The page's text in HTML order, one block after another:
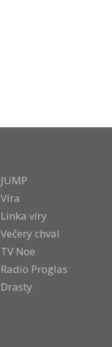
JUMP
Víra
Linka víry
Večery chval
TV Noe
Radio Proglas
Drasty